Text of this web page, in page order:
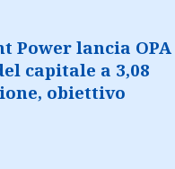
Power lancia OPA
capitale a 3,08
obiettivo